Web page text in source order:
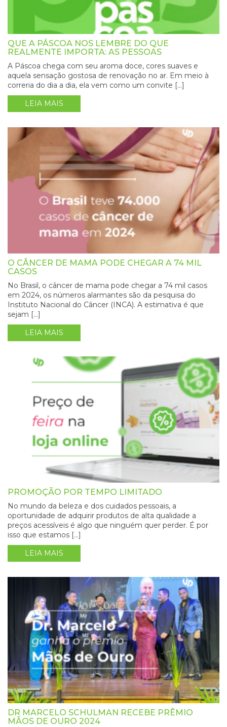
QUE A PÁSCOA NOS LEMBRE DO QUE
REALMENTE IMPORTA: AS PESSOAS
A Páscoa chega com seu aroma doce, cores suaves e
aquela sensação gostosa de renovação no ar. Em meio à
correria do dia a dia, ela vem como um convite […]
LEIA MAIS
O CÂNCER DE MAMA PODE CHEGAR A 74 MIL
CASOS
No Brasil, o câncer de mama pode chegar a 74 mil casos
em 2024, os números alarmantes são da pesquisa do
Instituto Nacional do Câncer (INCA). A estimativa é que
sejam […]
LEIA MAIS
PROMOÇÃO POR TEMPO LIMITADO
No mundo da beleza e dos cuidados pessoais, a
oportunidade de adquirir produtos de alta qualidade a
preços acessíveis é algo que ninguém quer perder. É por
isso que estamos […]
LEIA MAIS
DR MARCELO SCHULMAN RECEBE PRÊMIO
MÃOS DE OURO 2024